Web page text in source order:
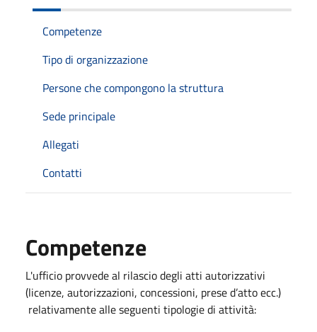
Competenze
Tipo di organizzazione
Persone che compongono la struttura
Sede principale
Allegati
Contatti
Competenze
L'ufficio provvede al rilascio degli atti autorizzativi
(licenze, autorizzazioni, concessioni, prese d’atto ecc.)
relativamente alle seguenti tipologie di attività: